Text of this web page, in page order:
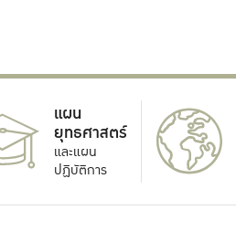
แผน
ยุทธศาสตร์
และแผน
ปฏิบัติการ